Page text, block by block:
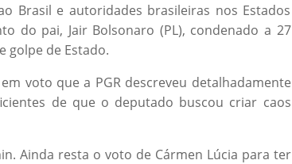
Brasil e autoridades brasileiras nos Estados
do pai, Jair Bolsonaro (PL), condenado a 27
golpe de Estado.
voto que a PGR descreveu detalhadamente
de que o deputado buscou criar caos
Ainda resta o voto de Cármen Lúcia para ter